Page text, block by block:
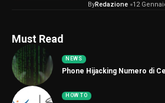
ByRedazione 12
Must Read
NEWS
Phone Hijacking Numero di
HOW TO